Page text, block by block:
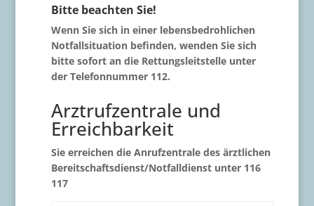
Bitte beachten Sie!
Wenn Sie sich in einer lebensbedrohlichen
Notfallsituation befinden, wenden Sie sich
bitte sofort an die Rettungsleitstelle unter
der Telefonnummer 112.
Arztrufzentrale und
Erreichbarkeit
Sie erreichen die Anrufzentrale des ärztlichen
Bereitschaftsdienst/Notfalldienst unter 116
117